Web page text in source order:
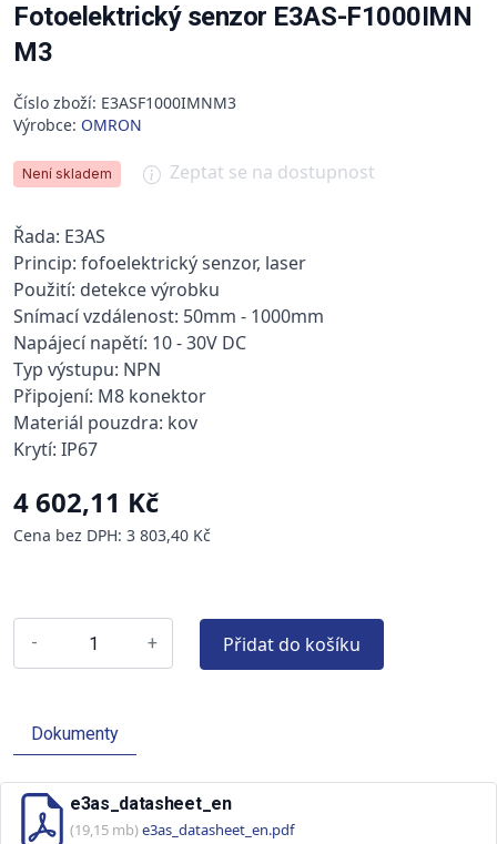
Fotoelektrický senzor E3AS-F1000IMN
M3
Číslo zboží: E3ASF1000IMNM3
Výrobce: OMRON
Není skladem Zeptat se na dostupnost
Řada: E3AS
Princip: fofoelektrický senzor, laser
Použití: detekce výrobku
Snímací vzdálenost: 50mm - 1000mm
Napájecí napětí: 10 - 30V DC
Typ výstupu: NPN
Připojení: M8 konektor
Materiál pouzdra: kov
Krytí: IP67
4 602,11 Kč
Cena bez DPH: 3 803,40 Kč
- + Přidat do košíku
Dokumenty
e3as_datasheet_en
(19,15 mb)e3as_datasheet_en.pdf